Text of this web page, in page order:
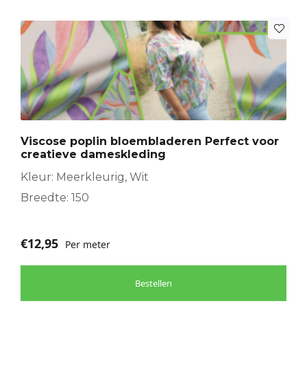
Viscose poplin bloembladeren Perfect voor
creatieve dameskleding
Kleur: Meerkleurig, Wit
Breedte: 150
€12,95 Per meter
Bestellen